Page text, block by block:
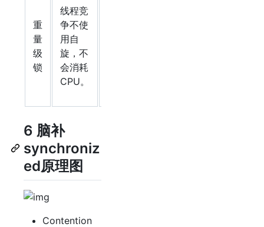
重
量
级
锁
线程竞
争不使
用自
旋，不
会消耗
CPU。
6 脑补
synchroniz
ed原理图
Contention